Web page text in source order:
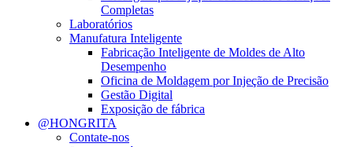
Completas
Laboratórios
Manufatura Inteligente
Fabricação Inteligente de Moldes de Alto
Desempenho
Oficina de Moldagem por Injeção de Precisão
Gestão Digital
Exposição de fábrica
@HONGRITA
Contate-nos